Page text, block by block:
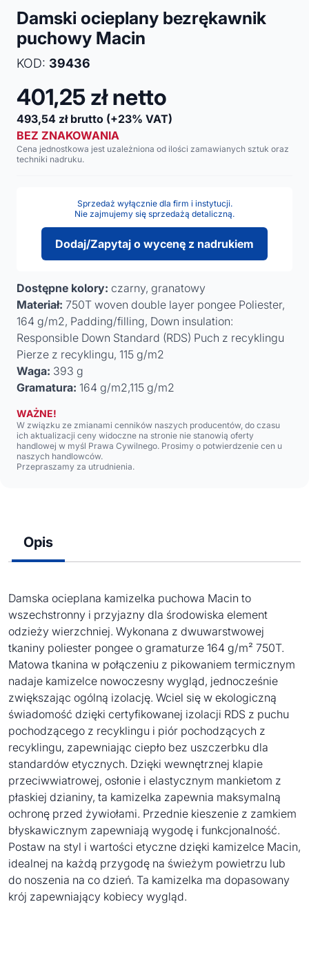
Damski ocieplany bezrękawnik
puchowy Macin
KOD: 39436
401,25 zł netto
493,54 zł brutto (+23% VAT)
BEZ ZNAKOWANIA
Cena jednostkowa jest uzależniona od ilości zamawianych sztuk oraz
techniki nadruku.
Sprzedaż wyłącznie dla firm i instytucji.
Nie zajmujemy się sprzedażą detaliczną.
Dodaj/Zapytaj o wycenę z nadrukiem
Dostępne kolory: czarny, granatowy
Materiał: 750T woven double layer pongee Poliester,
164 g/m2, Padding/filling, Down insulation:
Responsible Down Standard (RDS) Puch z recyklingu
Pierze z recyklingu, 115 g/m2
Waga: 393 g
Gramatura: 164 g/m2,115 g/m2
WAŻNE!
W związku ze zmianami cenników naszych producentów, do czasu
ich aktualizacji ceny widoczne na stronie nie stanowią oferty
handlowej w myśl Prawa Cywilnego. Prosimy o potwierdzenie cen u
naszych handlowców.
Przepraszamy za utrudnienia.
Opis
Damska ocieplana kamizelka puchowa Macin to
wszechstronny i przyjazny dla środowiska element
odzieży wierzchniej. Wykonana z dwuwarstwowej
tkaniny poliester pongee o gramaturze 164 g/m² 750T.
Matowa tkanina w połączeniu z pikowaniem termicznym
nadaje kamizelce nowoczesny wygląd, jednocześnie
zwiększając ogólną izolację. Wciel się w ekologiczną
świadomość dzięki certyfikowanej izolacji RDS z puchu
pochodzącego z recyklingu i piór pochodzących z
recyklingu, zapewniając ciepło bez uszczerbku dla
standardów etycznych. Dzięki wewnętrznej klapie
przeciwwiatrowej, osłonie i elastycznym mankietom z
płaskiej dzianiny, ta kamizelka zapewnia maksymalną
ochronę przed żywiołami. Przednie kieszenie z zamkiem
błyskawicznym zapewniają wygodę i funkcjonalność.
Postaw na styl i wartości etyczne dzięki kamizelce Macin,
idealnej na każdą przygodę na świeżym powietrzu lub
do noszenia na co dzień. Ta kamizelka ma dopasowany
krój zapewniający kobiecy wygląd.